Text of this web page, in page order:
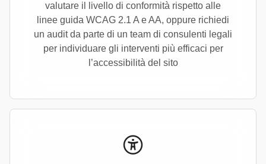
valutare il livello di conformità rispetto alle
linee guida WCAG 2.1 A e AA, oppure richiedi
un audit da parte di un team di consulenti legali
per individuare gli interventi più efficaci per
l’accessibilità del sito